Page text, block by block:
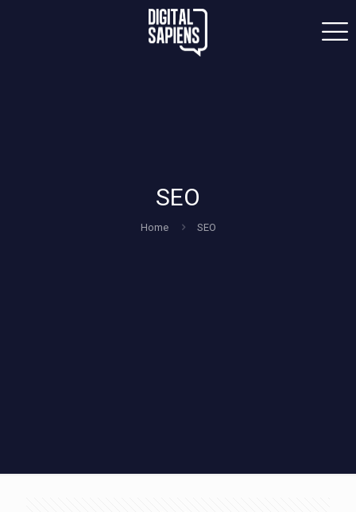
SEO
Home SEO